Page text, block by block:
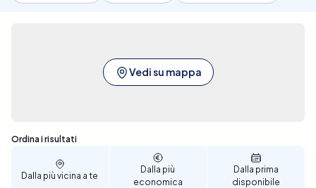
Vedi su mappa
Sono stati trovati 7 risultati
Ordina i risultati
Dalla più vicina a te
Dalla più
economica
Dalla prima
disponibile